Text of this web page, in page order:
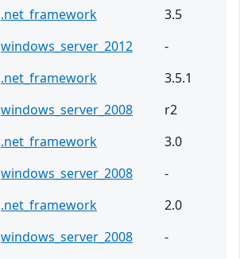
.net_framework
3.5
windows_server_2012
-
.net_framework
3.5.1
windows_server_2008
r2
.net_framework
3.0
windows_server_2008
-
.net_framework
2.0
windows_server_2008
-